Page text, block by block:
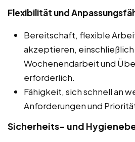
Flexibilität und
Bereitschaft, flexible
akzeptieren,
Wochenendarbeit und
erforderlich.
Fähigkeit, sich schnell an
Anforderungen und
Sicherheits- und